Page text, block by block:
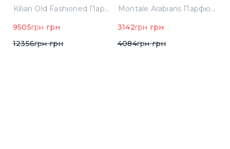
(3700550240723)
Kilian Old Fashioned Парфюмированная вода 100 ml (3700550240723)
9505грн грн
12356грнгрн
Montale Arabians Парфюмированная вода 100 ml (38965)
3142грн грн
4084грнгрн